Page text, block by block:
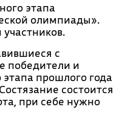
этапа
олимпиады».
с
победители и
прошлого года
состоится
при себе нужно